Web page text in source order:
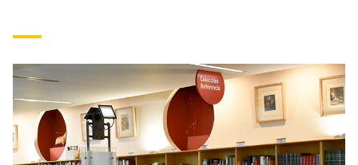
Personal
Alumni launch
Padres y familia
Vecinos launch
Correo UC launch
Mi Portal UC launch
Medios Biblioteca